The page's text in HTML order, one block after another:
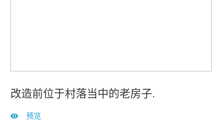
改造前位于村落当中的老房子.
预览